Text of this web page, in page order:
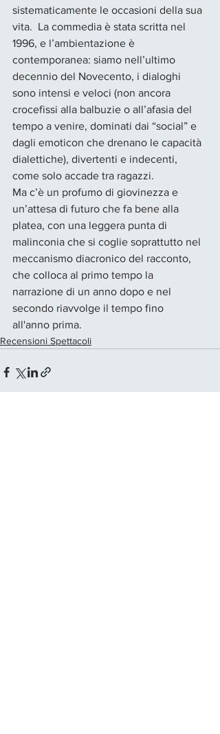
sistematicamente le occasioni della sua
vita.  La commedia è stata scritta nel
1996, e l’ambientazione è
contemporanea: siamo nell’ultimo
decennio del Novecento, i dialoghi
sono intensi e veloci (non ancora
crocefissi alla balbuzie o all’afasia del
tempo a venire, dominati dai “social” e
dagli emoticon che drenano le capacità
dialettiche), divertenti e indecenti,
come solo accade tra ragazzi.
Ma c’è un profumo di giovinezza e
un’attesa di futuro che fa bene alla
platea, con una leggera punta di
malinconia che si coglie soprattutto nel
meccanismo diacronico del racconto,
che colloca al primo tempo la
narrazione di un anno dopo e nel
secondo riavvolge il tempo fino
all'anno prima.
Recensioni Spettacoli